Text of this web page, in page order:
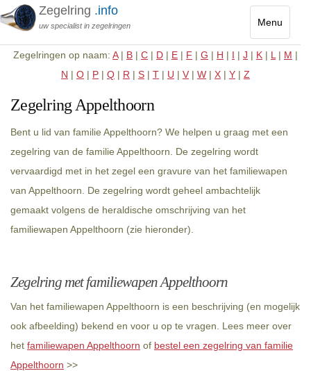
Menu
Toggle
Zegelring .info
uw specialist in zegelringen
Zegelringen op naam: A| B | C | D | E | F | G | H | I | J | K | L | M |
N | O | P | Q | R | S | T | U | V | W | X | Y | Z
Zegelring Appelthoorn
Bent u lid van familie Appelthoorn? We helpen u graag met een
zegelring van de familie Appelthoorn. De zegelring wordt
vervaardigd met in het zegel een gravure van het familiewapen
van Appelthoorn. De zegelring wordt geheel ambachtelijk
gemaakt volgens de heraldische omschrijving van het
familiewapen Appelthoorn (zie hieronder).
Zegelring met familiewapen Appelthoorn
Van het familiewapen Appelthoorn is een beschrijving (en mogelijk
ook afbeelding) bekend en voor u op te vragen. Lees meer over
het familiewapen Appelthoorn of bestel een zegelring van familie
Appelthoorn >>